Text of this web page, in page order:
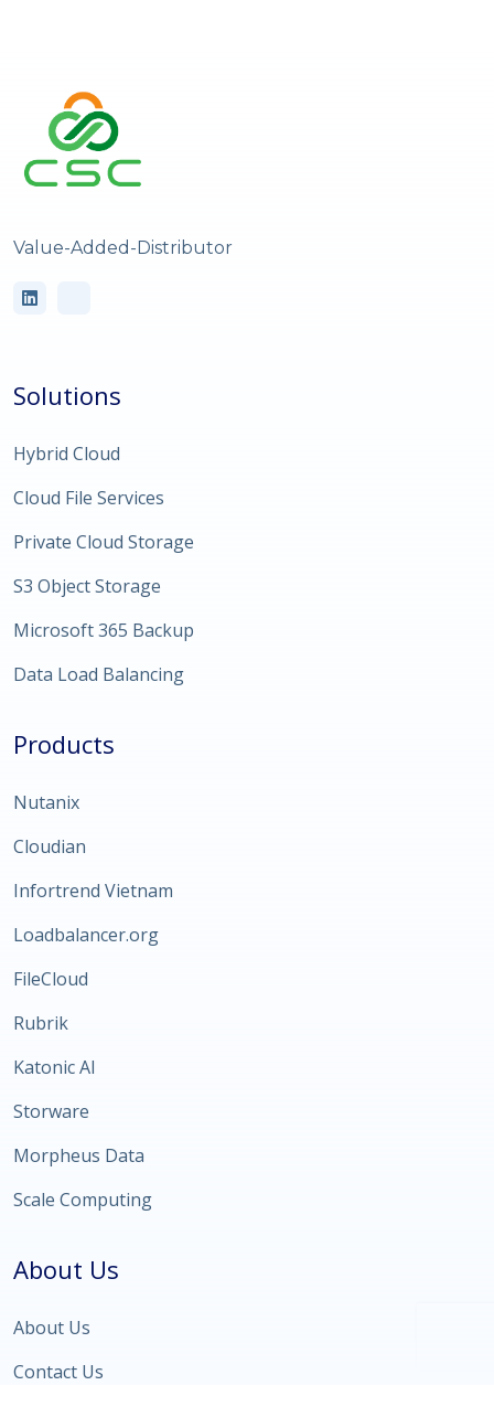
Value-Added-Distributor
Solutions
Hybrid Cloud
Cloud File Services
Private Cloud Storage
S3 Object Storage
Microsoft 365 Backup
Data Load Balancing
Products
Nutanix
Cloudian
Infortrend Vietnam
Loadbalancer.org
FileCloud
Rubrik
Katonic AI
Storware
Morpheus Data
Scale Computing
About Us
About Us
Contact Us